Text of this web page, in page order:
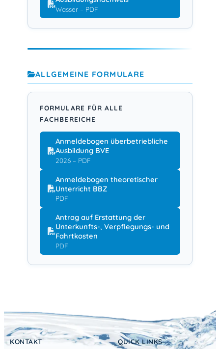
Wasser – PDF
ALLGEMEINE FORMULARE
FORMULARE FÜR ALLE
FACHBEREICHE
Anmeldebogen überbetriebliche
Ausbildung BVE
2026 – PDF
Anmeldebogen theoretischer
Unterricht BBZ
PDF
Antrag auf Erstattung der
Unterkunfts-, Verpflegungs- und
Fahrtkosten
PDF
KONTAKT QUICK LINKS